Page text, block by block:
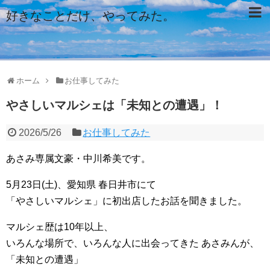
好きなことだけ、やってみた。
ホーム お仕事してみた
やさしいマルシェは「未知との遭遇」！
2026/5/26 お仕事してみた
あさみ専属文豪・中川希美です。
5月23日(土)、愛知県 春日井市にて
「やさしいマルシェ」に初出店したお話を聞きました。
マルシェ歴は10年以上、
いろんな場所で、いろんな人に出会ってきた あさみんが、
「未知との遭遇」